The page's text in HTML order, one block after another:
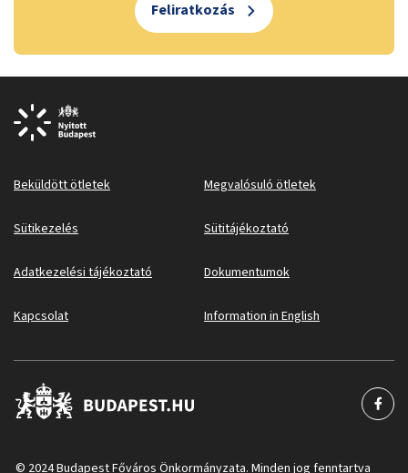
Feliratkozás
Beküldött ötletek Megvalósuló ötletek
Sütikezelés Sütitájékoztató
Adatkezelési tájékoztató Dokumentumok
Kapcsolat Information in English
© 2024 Budapest Főváros Önkormányzata. Minden jog fenntartva